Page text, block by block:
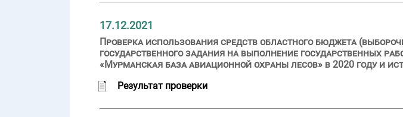
17.12.2021
Проверка использования средств областного бюджета
государственного задания на выполнение государственных
«Мурманская база авиационной охраны лесов» в 2020 году и
Результат проверки